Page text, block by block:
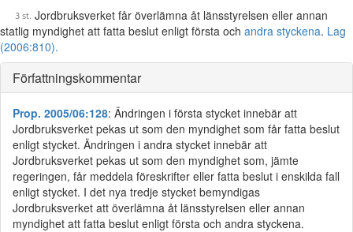
Jordbruksverket får överlämna åt länsstyrelsen eller annan
statlig myndighet att fatta beslut enligt första och andra styckena. Lag
(2006:810).
Författningskommentar
Prop. 2005/06:128: Ändringen i första stycket innebär att
Jordbruksverket pekas ut som den myndighet som får fatta beslut
enligt stycket. Ändringen i andra stycket innebär att
Jordbruksverket pekas ut som den myndighet som, jämte
regeringen, får meddela föreskrifter eller fatta beslut i enskilda fall
enligt stycket. I det nya tredje stycket bemyndigas
Jordbruksverket att överlämna åt länsstyrelsen eller annan
myndighet att fatta beslut enligt första och andra styckena.